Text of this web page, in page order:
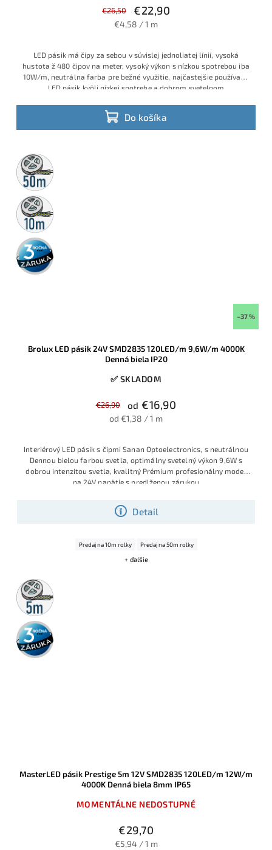
€26,50 €22,90
€4,58 / 1 m
Do košíka
LED pásik má čipy za sebou v súvislej jednoliatej línií, vysoká
hustota ž 480 čipov na meter, vysoký výkon s nízkou spotrebou iba
10W/m, neutrálna farba pre bežné využitie, najčastejšie používaný
LED pásik kvôli nízkej spotrebe a dobrom svetelnom
50m
rolka
10m
rolka
3 roky
záruka
–37 %
Brolux LED pásik 24V SMD2835 120LED/m 9,6W/m 4000K
Denná biela IP20
✅ SKLADOM
€26,90 od €16,90
od €1,38 / 1 m
Detail
Interiérový LED pásik s čipmi Sanan Optoelectronics, s neutrálnou
Dennou bielou farbou svetla, optimálny svetelný výkon 9,6W s
dobrou intenzitou svetla, kvalitný Prémium profesionálny model
na 24V napätie s predlženou zárukou
Predaj na 10m rolky Predaj na 50m rolky
+ ďalšie
5m
rolka
3 roky
záruka
MasterLED pásik Prestige 5m 12V SMD2835 120LED/m 12W/m
4000K Denná biela 8mm IP65
MOMENTÁLNE NEDOSTUPNÉ
€29,70
€5,94 / 1 m